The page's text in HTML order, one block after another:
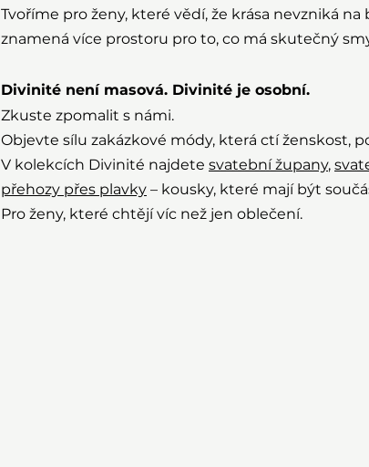
Tvoříme pro ženy, které vědí, že krása nevzniká
znamená více prostoru pro to, co má skutečný
Divinité není masová. Divinité je osobní.
Zkuste zpomalit s námi.
Objevte sílu zakázkové módy, která ctí ženskost,
V kolekcích Divinité najdete svatební župany,
přehozy přes plavky – kousky, které mají být
Pro ženy, které chtějí víc než jen oblečení.